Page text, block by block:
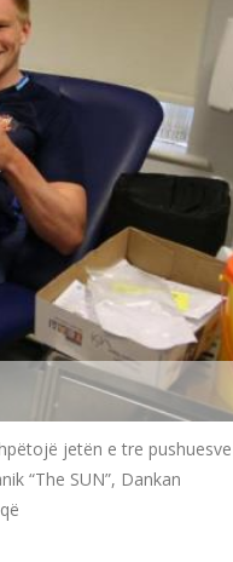
jetën e tre pushuesve
“The SUN”, Dankan